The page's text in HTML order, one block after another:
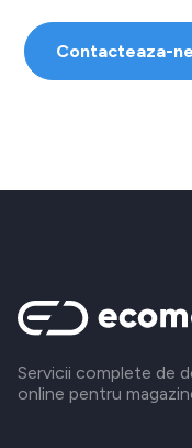
Contacteaza-
Servicii complete de
online pentru